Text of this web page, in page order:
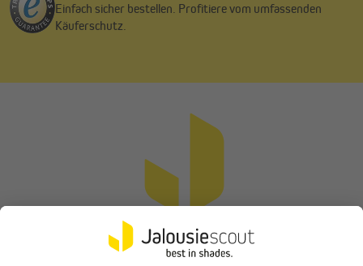
Einfach sicher bestellen. Profitiere vom umfassenden
Käuferschutz.